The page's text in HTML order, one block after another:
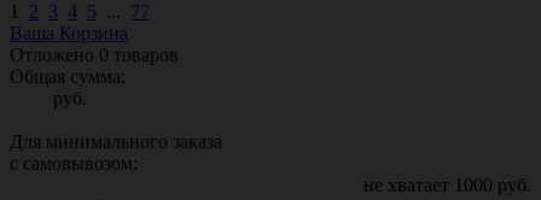
1 2 3 4 5 ... 77
Ваша Корзина
Отложено 0 товаров
Общая сумма:
руб.
Для минимального заказа
с самовывозом:
не хватает 1000 руб.